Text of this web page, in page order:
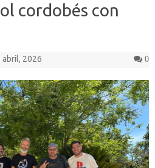
cordobés con
abril, 2026 0